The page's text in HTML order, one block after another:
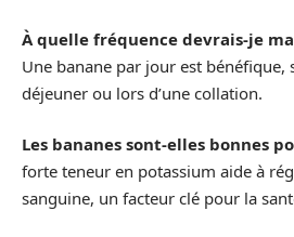
À quelle fréquence devrais-je
Une banane par jour est
déjeuner ou lors d’une collation.
Les bananes sont-elles bonnes
forte teneur en potassium aide à
sanguine, un facteur clé pour la